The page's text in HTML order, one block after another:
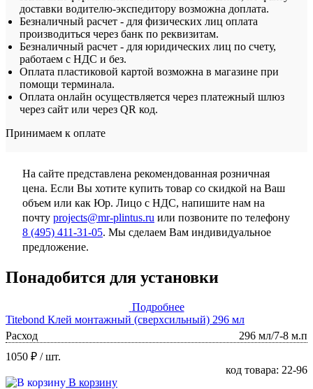
доставки водителю-экспедитору возможна доплата.
Безналичный расчет - для физических лиц оплата
производиться через банк по реквизитам.
Безналичный расчет - для юридических лиц по счету,
работаем с НДС и без.
Оплата пластиковой картой возможна в магазине при
помощи терминала.
Оплата онлайн осуществляется через платежный шлюз
через сайт или через QR код.
Принимаем к оплате
На сайте представлена рекомендованная розничная
цена. Если Вы хотите купить товар со скидкой на Ваш
объем или как Юр. Лицо с НДС, напишите нам на
почту projects@mr-plintus.ru или позвоните по телефону
8 (495) 411-31-05. Мы сделаем Вам индивидуальное
предложение.
Понадобится для установки
Подробнее
Titebond Клей монтажный (сверхсильный) 296 мл
Расход
296 мл/7-8 м.п
1050 ₽ / шт.
код товара: 22-96
В корзину